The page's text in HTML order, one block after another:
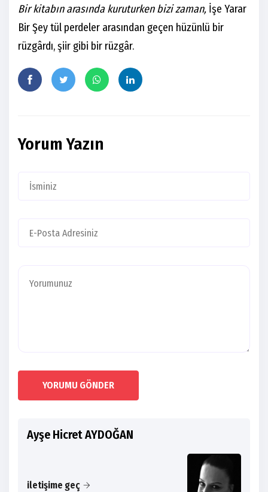
Bir kitabın arasında kuruturken bizi zaman, İşe Yarar
Bir Şey tül perdeler arasından geçen hüzünlü bir
rüzgârdı, şiir gibi bir rüzgâr.
Yorum Yazın
YORUMU GÖNDER
Ayşe Hicret AYDOĞAN
iletişime geç